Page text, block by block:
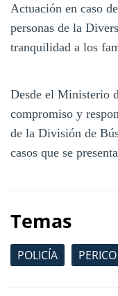
Actuación en caso
personas de la
tranquilidad a los
Desde el Ministerio
compromiso y
de la División de
casos que se
Temas
POLICÍA PERICO